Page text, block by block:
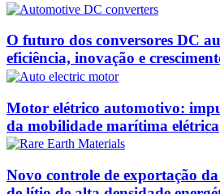
O futuro dos conversores DC
eficiência, inovação e
Motor elétrico automotivo:
da mobilidade marítima elétrica
Novo controle de exportação